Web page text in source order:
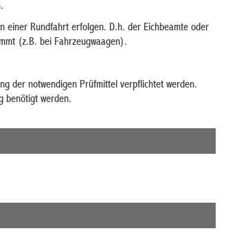
einer Rundfahrt erfolgen. D.h. der Eichbeamte oder
(z.B. bei Fahrzeugwaagen).
der notwendigen Prüfmittel verpflichtet werden.
benötigt werden.